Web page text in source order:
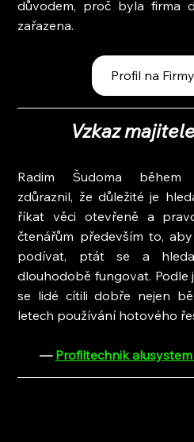
důvodem, proč byla firma
zařazena.
Profil na
Vzkaz
Radim Šudoma během
zdůraznil, že důležité je
říkat věci otevřeně a
čtenářům především to,
podívat, ptát se a
dlouhodobě fungovat. Podle
se lidé cítili dobře nejen
letech používání hotového
— Profiltechnik alusystem